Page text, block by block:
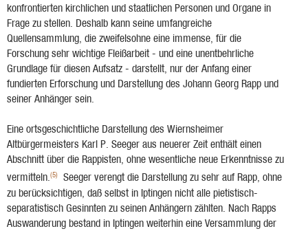
konfrontierten kirchlichen und staatlichen Personen und Organe in
Frage zu stellen. Deshalb kann seine umfangreiche
Quellensammlung, die zweifelsohne eine immense, für die
Forschung sehr wichtige Fleißarbeit - und eine unentbehrliche
Grundlage für diesen Aufsatz - darstellt, nur der Anfang einer
fundierten Erforschung und Darstellung des Johann Georg Rapp und
seiner Anhänger sein.
Eine ortsgeschichtliche Darstellung des Wiernsheimer
Altbürgermeisters Karl P. Seeger aus neuerer Zeit enthält einen
Abschnitt über die Rappisten, ohne wesentliche neue Erkenntnisse zu
vermitteln.(5) Seeger verengt die Darstellung zu sehr auf Rapp, ohne
zu berücksichtigen, daß selbst in Iptingen nicht alle pietistisch-
separatistisch Gesinnten zu seinen Anhängern zählten. Nach Rapps
Auswanderung bestand in Iptingen weiterhin eine Versammlung der